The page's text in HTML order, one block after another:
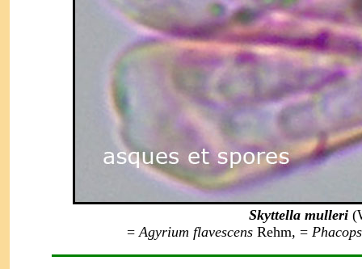
Skyttella mulleri
=Agyrium flavescens Rehm, =